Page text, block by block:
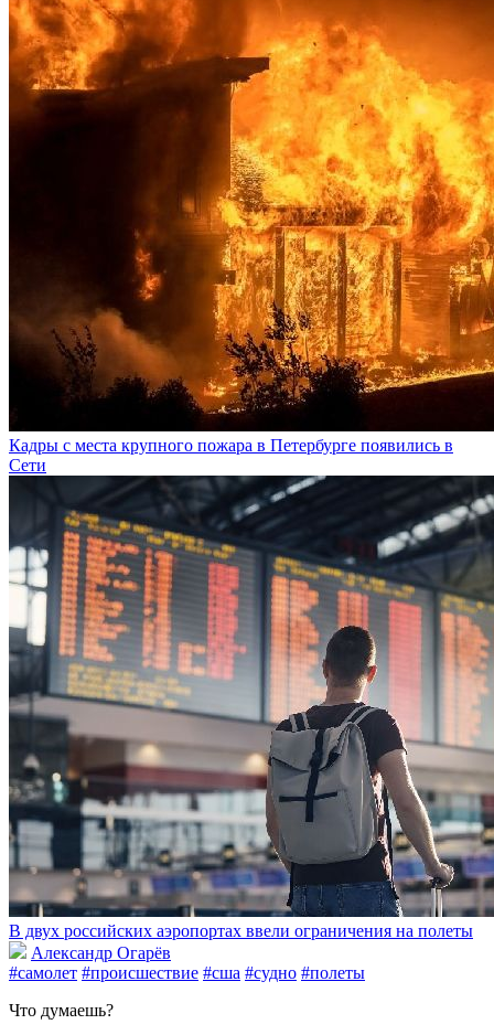
Кадры с места крупного пожара в Петербурге появились в
Сети
В двух российских аэропортах ввели ограничения на полеты
Александр Огарёв
#самолет #происшествие #сша #судно #полеты
Что думаешь?